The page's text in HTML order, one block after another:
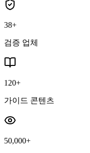
38+
검증 업체
120+
가이드 콘텐츠
50,000+